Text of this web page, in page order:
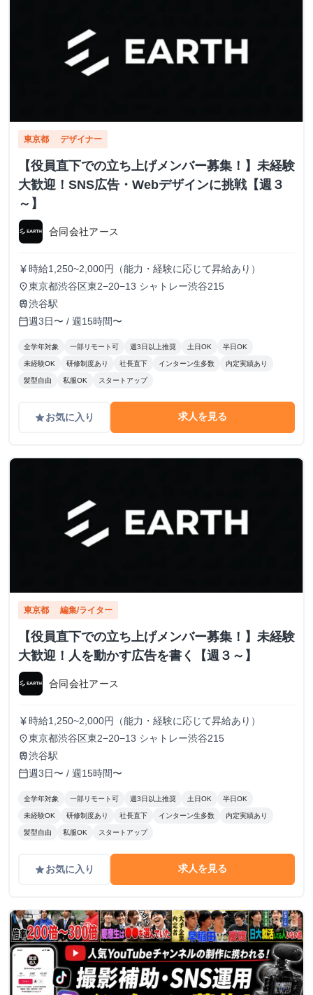
東京都 デザイナー
【役員直下での立ち上げメンバー募集！】未経験
大歓迎！SNS広告・Webデザインに挑戦【週３
～】
合同会社アース
currency_yen 時給1,250~2,000円（能力・経験に応じて昇給あり）
place東京都渋谷区東2−20−13 シャトレー渋谷215
train渋谷駅
calendar_today週3日〜 / 週15時間〜
全学年対象 一部リモート可 週3日以上推奨 土日OK 半日OK
未経験OK 研修制度あり 社長直下 インターン生多数 内定実績あり
髪型自由 私服OK スタートアップ
gradeお気に入り 求人を見る
東京都 編集/ライター
【役員直下での立ち上げメンバー募集！】未経験
大歓迎！人を動かす広告を書く【週３～】
合同会社アース
currency_yen 時給1,250~2,000円（能力・経験に応じて昇給あり）
place東京都渋谷区東2−20−13 シャトレー渋谷215
train渋谷駅
calendar_today週3日〜 / 週15時間〜
全学年対象 一部リモート可 週3日以上推奨 土日OK 半日OK
未経験OK 研修制度あり 社長直下 インターン生多数 内定実績あり
髪型自由 私服OK スタートアップ
gradeお気に入り 求人を見る